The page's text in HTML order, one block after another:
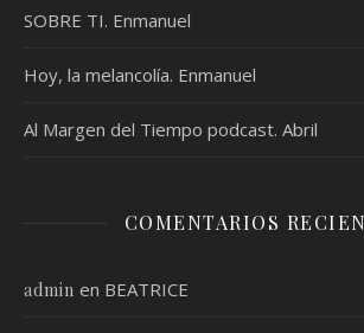
SOBRE TI. Enmanuel
Hoy, la melancolía. Enmanuel
Al Margen del Tiempo podcast. Abril
COMENTARIOS
admin en BEATRICE